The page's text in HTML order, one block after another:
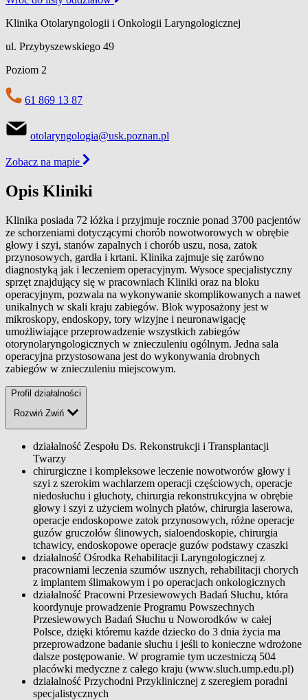
Klinika Otolaryngologii i Onkologii Laryngologicznej
ul. Przybyszewskiego 49
Poziom 2
61 869 13 87
otolaryngologia@usk.poznan.pl
Zobacz na mapie
Opis Kliniki
Klinika posiada 72 łóżka i przyjmuje rocznie ponad 3700 pacjentów
ze schorzeniami dotyczącymi chorób nowotworowych w obrębie
głowy i szyi, stanów zapalnych i chorób uszu, nosa, zatok
przynosowych, gardła i krtani. Klinika zajmuje się zarówno
diagnostyką jak i leczeniem operacyjnym. Wysoce specjalistyczny
sprzęt znajdujący się w pracowniach Kliniki oraz na bloku
operacyjnym, pozwala na wykonywanie skomplikowanych a nawet
unikalnych w skali kraju zabiegów. Blok wyposażony jest w
mikroskopy, endoskopy, tory wizyjne i neuronawigację
umożliwiające przeprowadzenie wszystkich zabiegów
otorynolaryngologicznych w znieczuleniu ogólnym. Jedna sala
operacyjna przystosowana jest do wykonywania drobnych
zabiegów w znieczuleniu miejscowym.
Profil działalności
Rozwiń Zwiń
działalność Zespołu Ds. Rekonstrukcji i Transplantacji
Twarzy
chirurgiczne i kompleksowe leczenie nowotworów głowy i
szyi z szerokim wachlarzem operacji częściowych, operacje
niedosłuchu i głuchoty, chirurgia rekonstrukcyjna w obrębie
głowy i szyi z użyciem wolnych płatów, chirurgia laserowa,
operacje endoskopowe zatok przynosowych, różne operacje
guzów gruczołów ślinowych, sialoendoskopie, chirurgia
tchawicy, endoskopowe operacje guzów podstawy czaszki
działalność Ośrodka Rehabilitacji Laryngologicznej z
pracowniami leczenia szumów usznych, rehabilitacji chorych
z implantem ślimakowym i po operacjach onkologicznych
działalność Pracowni Przesiewowych Badań Słuchu, która
koordynuje prowadzenie Programu Powszechnych
Przesiewowych Badań Słuchu u Noworodków w całej
Polsce, dzięki któremu każde dziecko do 3 dnia życia ma
przeprowadzone badanie słuchu i jeśli to konieczne wdrożone
dalsze postępowanie. W programie tym uczestniczą 504
placówki medyczne z całego kraju (www.sluch.ump.edu.pl)
działalność Przychodni Przyklinicznej z szeregiem poradni
specjalistycznych